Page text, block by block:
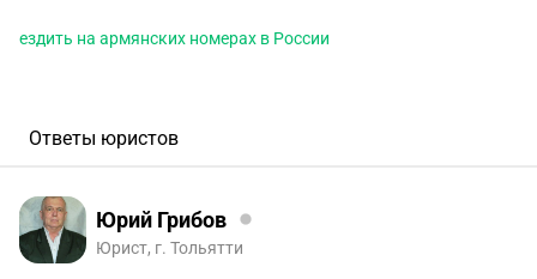
ездить на армянских номерах в России
Ответы юристов
Юрий Грибов
Юрист, г. Тольятти